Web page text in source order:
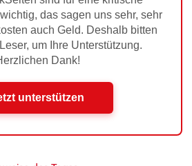
das sagen uns sehr, sehr
auch Geld. Deshalb bitten
um Ihre Unterstützung.
Dank!
unterstützen